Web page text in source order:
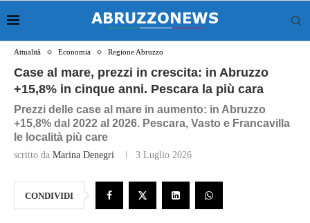
Attualità Economia Regione Abruzzo
Case al mare, prezzi in crescita: in Abruzzo
+15,8% in cinque anni. Pescara la più cara
Prezzi delle case al mare in aumento: in Abruzzo
+15,8% dal 2022 al 2026. Pescara, Vasto e Francavilla
le località più care
scritto da Marina Denegri 3 Luglio 2026
CONDIVIDI